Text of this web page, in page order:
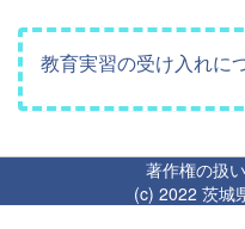
教育実習の受け入れに
著作権の扱い
(c) 2022 茨城